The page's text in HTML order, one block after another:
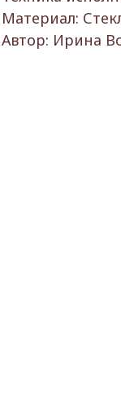
Материал:
Автор: Ирина